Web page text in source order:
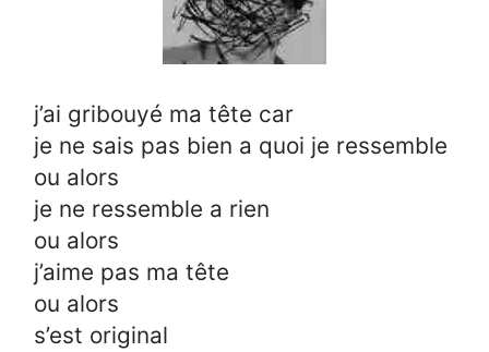
j’ai gribouyé ma tête car
je ne sais pas bien a quoi je ressemble
ou alors
je ne ressemble a rien
ou alors
j’aime pas ma tête
ou alors
s’est original